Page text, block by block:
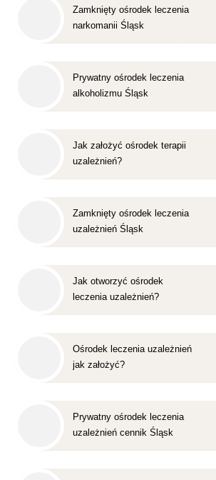
Zamknięty ośrodek leczenia
narkomanii Śląsk
Prywatny ośrodek leczenia
alkoholizmu Śląsk
Jak założyć ośrodek terapii
uzależnień?
Zamknięty ośrodek leczenia
uzależnień Śląsk
Jak otworzyć ośrodek
leczenia uzależnień?
Ośrodek leczenia uzależnień
jak założyć?
Prywatny ośrodek leczenia
uzależnień cennik Śląsk